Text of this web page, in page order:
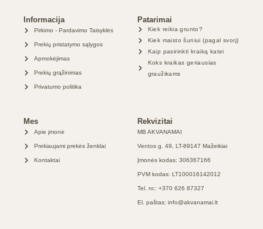
Informacija
Pirkimo - Pardavimo Taisyklės
Prekių pristatymo sąlygos
Apmokėjimas
Prekių grąžinimas
Privatumo politika
Patarimai
Kiek reikia grunto?
Kiek maisto šuniui (pagal svorį)
Kaip pasirinkti kraiką katei
Koks kraikas geriausias
graužikams
Mes
Apie įmonė
Prekiaujami prekės ženklai
Kontaktai
Rekvizitai
MB AKVANAMAI
Ventos g. 49, LT-89147 Mažeikiai
Įmonės kodas: 306367166
PVM kodas: LT100016142012
Tel. nr.: +370 626 87327
El. paštas: info@akvanamai.lt